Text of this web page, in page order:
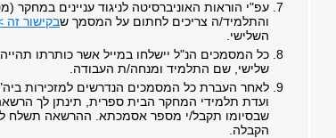
והתלמיד/ה צריכים לחתום על המסמך שבקישור זה
השלישי.
כל המסמכים הנ"ל יישלחו במייל אשר כותרתו
שלישי, שם התלמיד ומנחה/ת העבודה.
לאחר העברת כל המסמכים הנדרשים למזכירות
ועדת תלמידי המחקר הבית ספרית, תינתן לך
שבסיומו תקבל/י מספר אסמכתא. ההרשאה תשלח
הקבלה.